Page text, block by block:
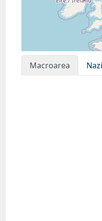
Macroarea